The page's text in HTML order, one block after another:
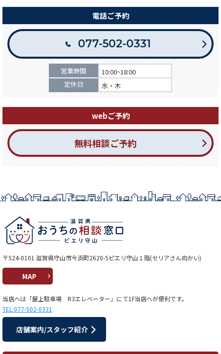
電話ご予約
077-502-0331
営業時間
10:00~18:00
定休日
水・木
webご予約
無料相談ご予約
〒524-0101 滋賀県守山市今浜町2620-5ピエリ守山１階(セリアさん向かい)
MAP
当店へは「屋上駐車場 R3エレベーター」にて1F当店へが便利です。
TEL:077-502-0331
店舗案内/スタッフ紹介